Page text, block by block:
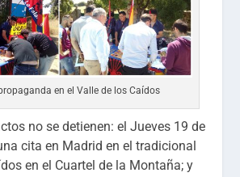
en el Valle de los Caídos
no se detienen: el Jueves 19 de
cita en Madrid en el tradicional
en el Cuartel de la Montaña; y